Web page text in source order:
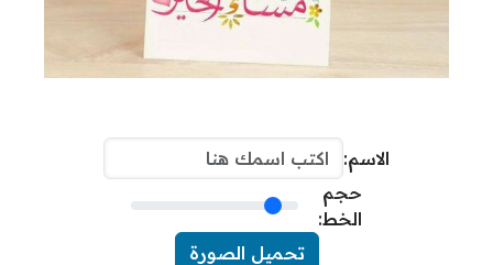
الاسم:
حجم
الخط:
تحميل الصورة